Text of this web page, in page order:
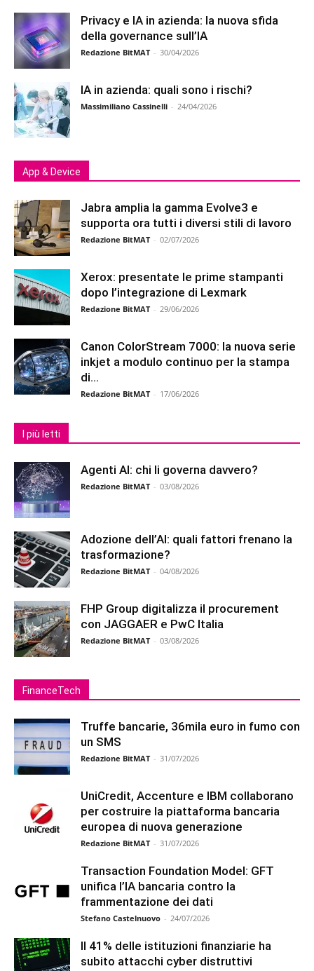
Privacy e IA in azienda: la nuova sfida
della governance sull’IA
Redazione BitMAT - 30/04/2026
IA in azienda: quali sono i rischi?
Massimiliano Cassinelli - 24/04/2026
App & Device
Jabra amplia la gamma Evolve3 e
supporta ora tutti i diversi stili di lavoro
Redazione BitMAT - 02/07/2026
Xerox: presentate le prime stampanti
dopo l’integrazione di Lexmark
Redazione BitMAT - 29/06/2026
Canon ColorStream 7000: la nuova serie
inkjet a modulo continuo per la stampa
di...
Redazione BitMAT - 17/06/2026
I più letti
Agenti AI: chi li governa davvero?
Redazione BitMAT - 03/08/2026
Adozione dell’AI: quali fattori frenano la
trasformazione?
Redazione BitMAT - 04/08/2026
FHP Group digitalizza il procurement
con JAGGAER e PwC Italia
Redazione BitMAT - 03/08/2026
FinanceTech
Truffe bancarie, 36mila euro in fumo con
un SMS
Redazione BitMAT - 31/07/2026
UniCredit, Accenture e IBM collaborano
per costruire la piattaforma bancaria
europea di nuova generazione
Redazione BitMAT - 31/07/2026
Transaction Foundation Model: GFT
unifica l’IA bancaria contro la
frammentazione dei dati
Stefano Castelnuovo - 24/07/2026
Il 41% delle istituzioni finanziarie ha
subito attacchi cyber distruttivi